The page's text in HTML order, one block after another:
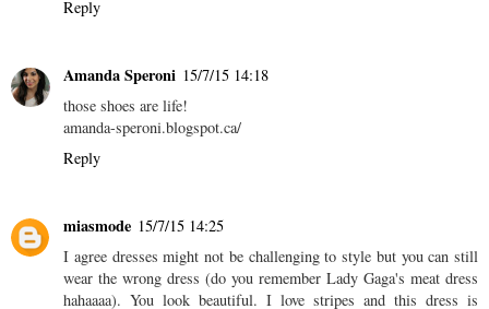
Reply
Amanda Speroni 15/7/15 14:18
those shoes are life!
amanda-speroni.blogspot.ca/
Reply
miasmode 15/7/15 14:25
I agree dresses might not be challenging to style but you can still
wear the wrong dress (do you remember Lady Gaga's meat dress
hahaaaa). You look beautiful. I love stripes and this dress is